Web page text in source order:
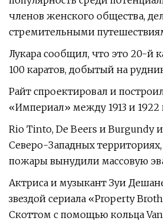
членов женского общества,
стремительными
Лукара сообщил, что это 20-й
100 каратов, добытый на
Райт спроектировал и
«Империал» между 1913 и 1922
Rio Tinto, De Beers и Burgundy
Северо-Западных
пожары вынудили массовую
Актриса и музыкант Зуи
звездой сериала «Property
Скоттом с помощью кольца